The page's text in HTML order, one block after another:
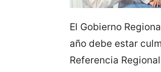
El Gobierno
año debe estar
Referencia